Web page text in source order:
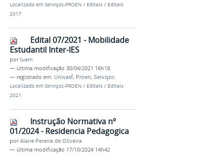
Localizado em Serviços-PROEN / Editais / Editais
2017
Edital 07/2021 - Mobilidade
Estudantil Inter-IES
por luam
— última modificação 30/04/2021 16h18
— registrado em: Univasf, Proen, Serviços
Localizado em Serviços-PROEN / Editais / Editais
2021
Instrução Normativa nº
01/2024 - Residencia Pedagogica
porAlane Pereira de Oliveira
— última modificação 17/10/2024 14h42